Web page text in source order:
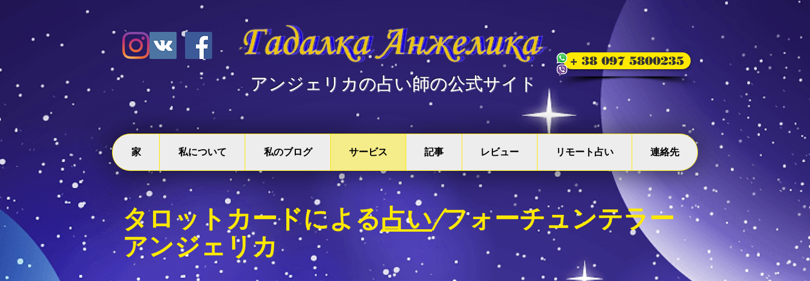
​アンジェリカの占い師の公式サイト
+ 38 097 5800235
家 私について 私のブログ サービス 記事 レビュー リモート占い 連絡先
タロットカードによる占い/フォーチュンテラー
アンジェリカ